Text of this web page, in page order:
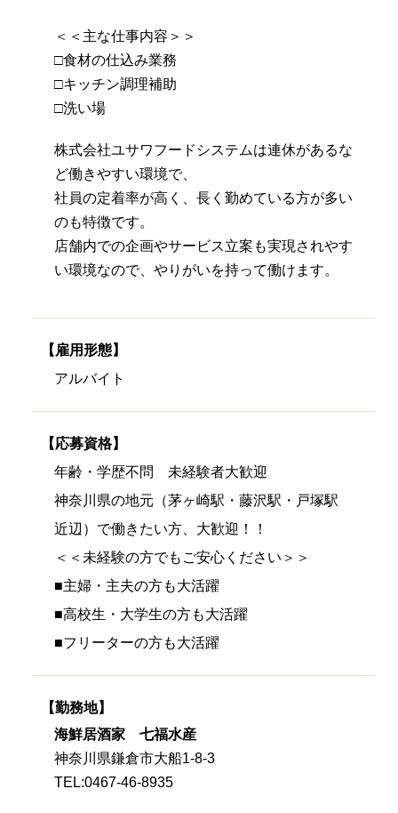
＜＜主な仕事内容＞＞
□食材の仕込み業務
□キッチン調理補助
□洗い場
株式会社ユサワフードシステムは連休があるな
ど働きやすい環境で、
社員の定着率が高く、長く勤めている方が多い
のも特徴です。
店舗内での企画やサービス立案も実現されやす
い環境なので、やりがいを持って働けます。
【雇用形態】
アルバイト
【応募資格】
年齢・学歴不問 未経験者大歓迎
神奈川県の地元（茅ヶ崎駅・藤沢駅・戸塚駅
近辺）で働きたい方、大歓迎！！
＜＜未経験の方でもご安心ください＞＞
■主婦・主夫の方も大活躍
■高校生・大学生の方も大活躍
■フリーターの方も大活躍
【勤務地】
海鮮居酒家 七福水産
神奈川県鎌倉市大船1-8-3
TEL:0467-46-8935